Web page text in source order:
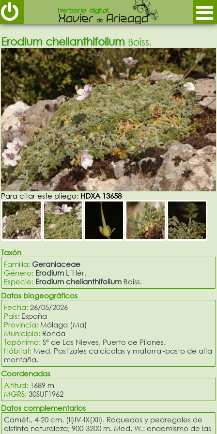
Erodium cheilanthifolium Boiss.
Para citar este pliego: HDXA 13658
Taxón
Familia: Geraniaceae
Género: Erodium L´Hér.
Especie: Erodium cheilanthifolium Boiss.
Datos biogeográficos
Fecha:26/05/2026
País: España
Provincia: Málaga (Ma)
Municipio: Ronda
Topónimo:Sª de Las Nieves, Puerto de Pilones.
Hábitat: Med. Pastizales calcícolas y matorral-pasto de alta
montaña.
Coordenadas
Altitud: 1689 m
MGRS:30SUF1962
Datos complementarios
Caméf., 4-20 cm. (II)IV-IX(XII). Roquedos y pedregales de
distinta naturaleza; 900-3200 m. Med. W.: endemismo de las